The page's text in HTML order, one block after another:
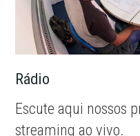
Rádio
Escute aqui nossos
streaming ao vivo.